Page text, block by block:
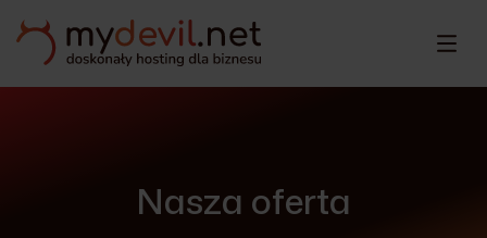
Nasza oferta